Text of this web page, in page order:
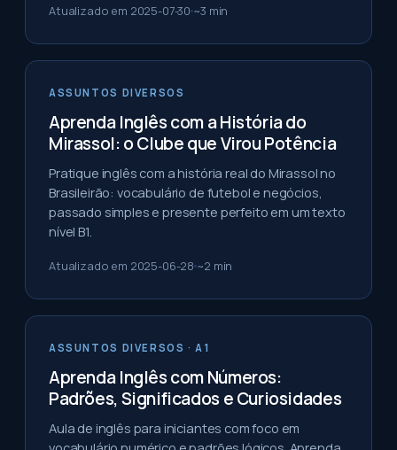
Atualizado em 2025-07-30 ~3 min
ASSUNTOS DIVERSOS
Aprenda Inglês com a História do
Mirassol: o Clube que Virou Potência
Pratique inglês com a história real do Mirassol no
Brasileirão: vocabulário de futebol e negócios,
passado simples e presente perfeito em um texto
nível B1.
Atualizado em 2025-06-28 ~2 min
ASSUNTOS DIVERSOS · A1
Aprenda Inglês com Números:
Padrões, Significados e Curiosidades
Aula de inglês para iniciantes com foco em